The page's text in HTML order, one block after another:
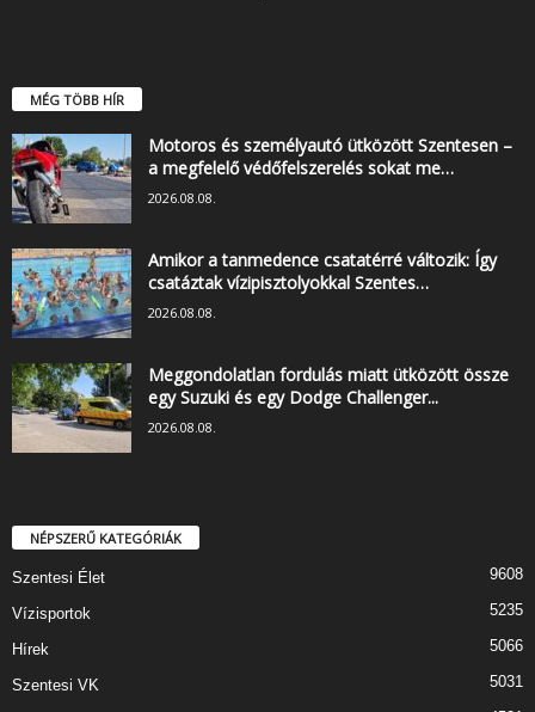
MÉG TÖBB HÍR
Motoros és személyautó ütközött Szentesen –
a megfelelő védőfelszerelés sokat me…
2026.08.08.
Amikor a tanmedence csatatérré változik: Így
csatáztak vízipisztolyokkal Szentes…
2026.08.08.
Meggondolatlan fordulás miatt ütközött össze
egy Suzuki és egy Dodge Challenger...
2026.08.08.
NÉPSZERŰ KATEGÓRIÁK
Szentesi Élet 9608
Vízisportok 5235
Hírek 5066
Szentesi VK 5031